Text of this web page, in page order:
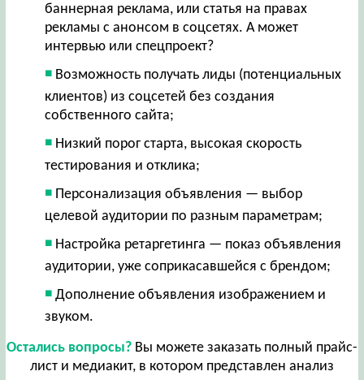
баннерная реклама, или статья на правах
рекламы с анонсом в соцсетях. А может
интервью или спецпроект?
Возможность получать лиды (потенциальных
клиентов) из соцсетей без создания
собственного сайта;
Низкий порог старта, высокая скорость
тестирования и отклика;
Персонализация объявления — выбор
целевой аудитории по разным параметрам;
Настройка ретаргетинга — показ объявления
аудитории, уже соприкасавшейся с брендом;
Дополнение объявления изображением и
звуком.
Остались вопросы?Вы можете заказать полный прайс-
лист и медиакит, в котором представлен анализ